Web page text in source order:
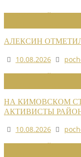
АЛЕКСИН
10.08.2026
НА КИМОВСКОМ
АКТИВИСТЫ
10.08.2026